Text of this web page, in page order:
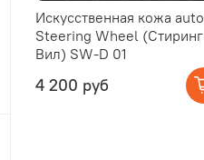
Искусственная кожа auto
Steering Wheel (Стиринг
Вил) SW-D 01
4 200 руб